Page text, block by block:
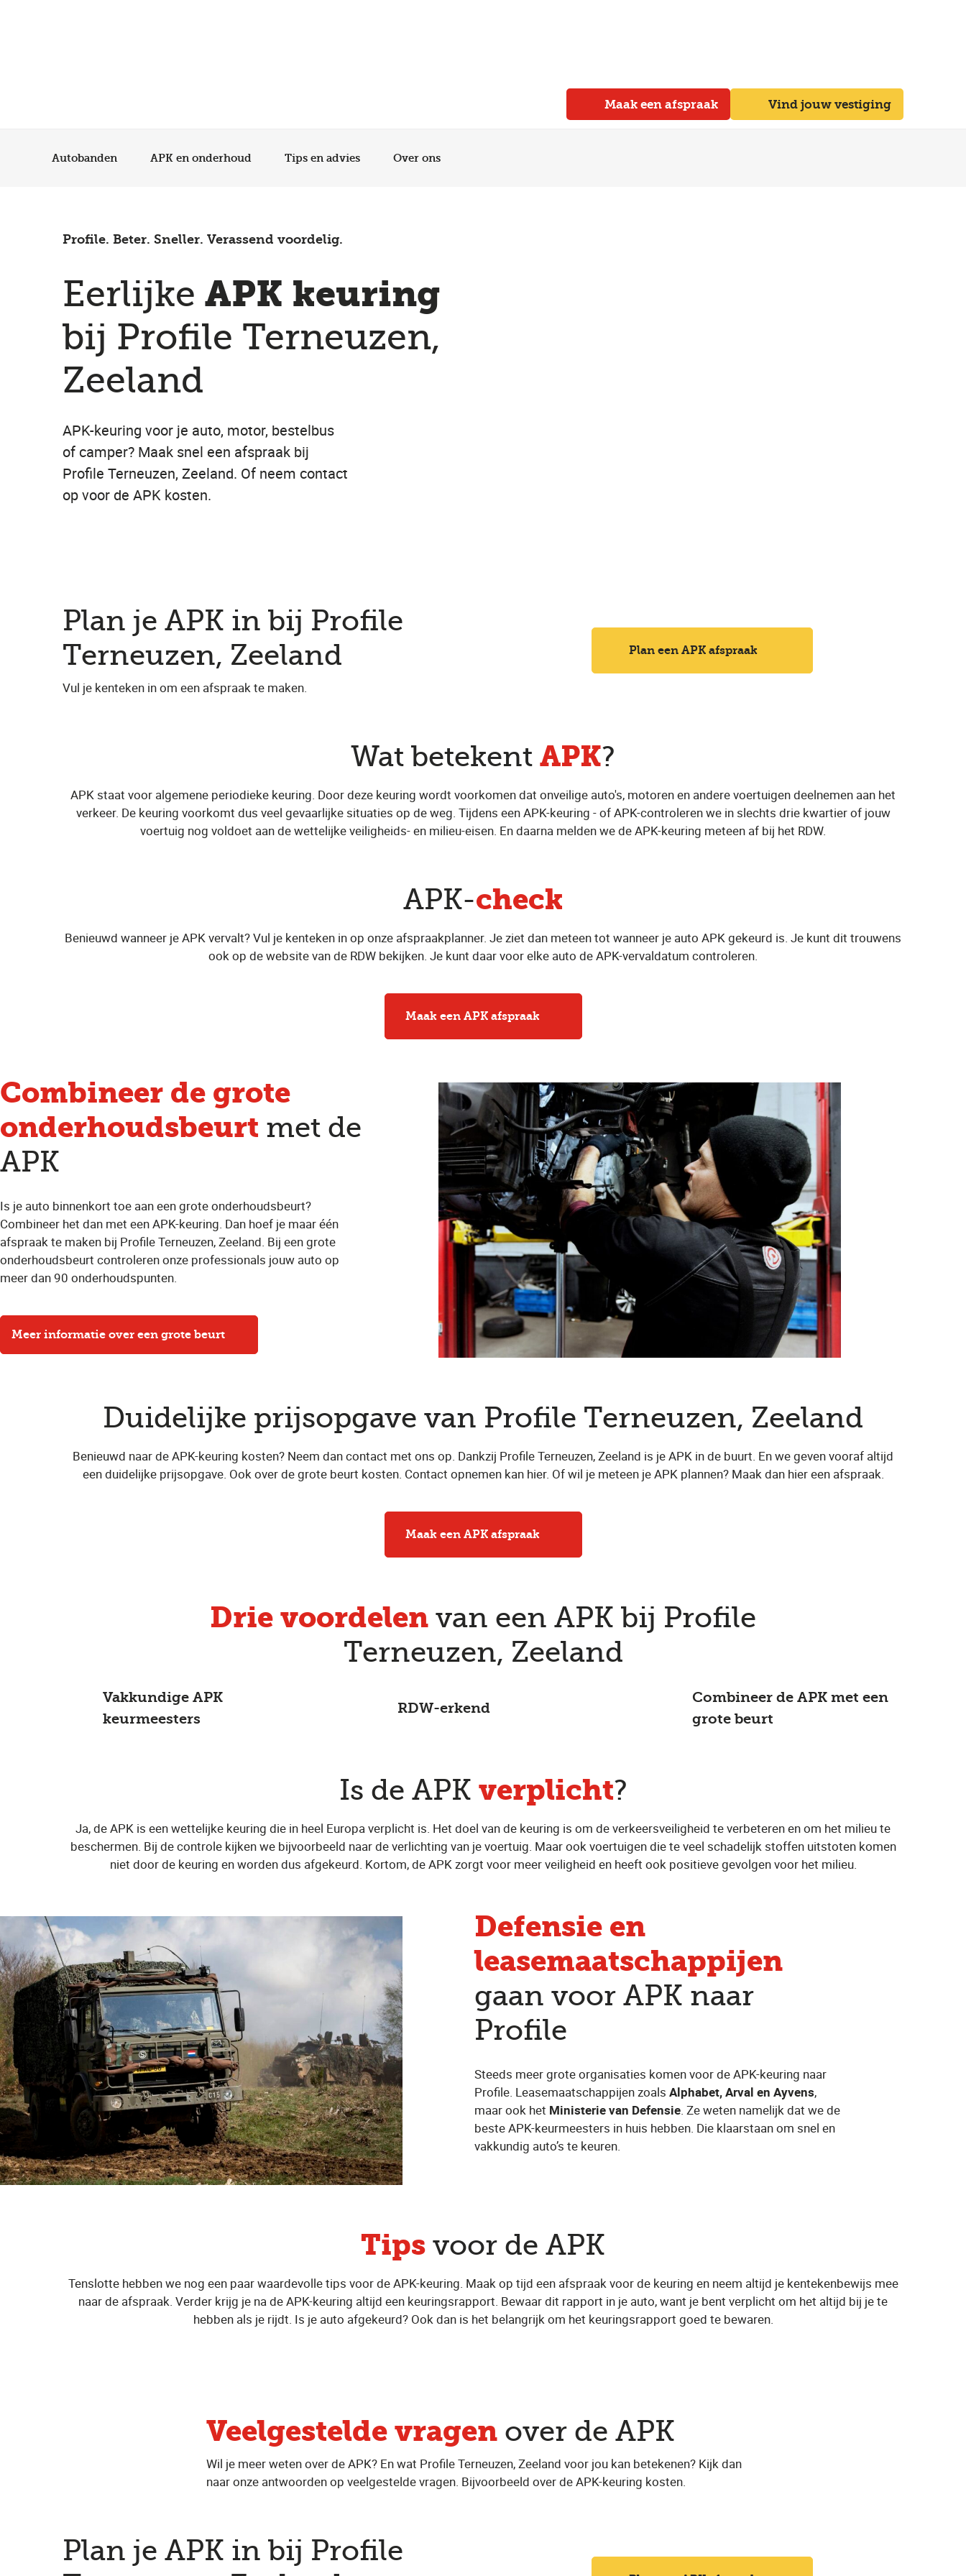
Maak een afspraak Vind jouw vestiging
Autobanden APK en onderhoud Tips en advies Over ons
Profile. Beter. Sneller. Verassend voordelig.
Eerlijke APK keuring
bij Profile Terneuzen,
Zeeland
APK-keuring voor je auto, motor, bestelbus
of camper? Maak snel een afspraak bij
Profile Terneuzen, Zeeland. Of neem contact
op voor de APK kosten.
Plan je APK in bij Profile
Terneuzen, Zeeland
Vul je kenteken in om een afspraak te maken.
Plan een APK afspraak
Wat betekent APK?
APK staat voor algemene periodieke keuring. Door deze keuring wordt voorkomen dat onveilige auto's, motoren en andere voertuigen deelnemen aan het
verkeer. De keuring voorkomt dus veel gevaarlijke situaties op de weg. Tijdens een APK-keuring - of APK-controleren we in slechts drie kwartier of jouw
voertuig nog voldoet aan de wettelijke veiligheids- en milieu-eisen. En daarna melden we de APK-keuring meteen af bij het RDW.
APK-check
Benieuwd wanneer je APK vervalt? Vul je kenteken in op onze afspraakplanner. Je ziet dan meteen tot wanneer je auto APK gekeurd is. Je kunt dit trouwens
ook op de website van de RDW bekijken. Je kunt daar voor elke auto de APK-vervaldatum controleren.
Maak een APK afspraak
Combineer de grote
onderhoudsbeurt met de
APK
Is je auto binnenkort toe aan een grote onderhoudsbeurt?
Combineer het dan met een APK-keuring. Dan hoef je maar één
afspraak te maken bij Profile Terneuzen, Zeeland. Bij een grote
onderhoudsbeurt controleren onze professionals jouw auto op
meer dan 90 onderhoudspunten.
Meer informatie over een grote beurt
Duidelijke prijsopgave van Profile Terneuzen, Zeeland
Benieuwd naar de APK-keuring kosten? Neem dan contact met ons op. Dankzij Profile Terneuzen, Zeeland is je APK in de buurt. En we geven vooraf altijd
een duidelijke prijsopgave. Ook over de grote beurt kosten. Contact opnemen kan hier. Of wil je meteen je APK plannen? Maak dan hier een afspraak.
Maak een APK afspraak
Drie voordelen van een APK bij Profile
Terneuzen, Zeeland
Vakkundige APK
keurmeesters
RDW-erkend
Combineer de APK met een
grote beurt
Is de APK verplicht?
Ja, de APK is een wettelijke keuring die in heel Europa verplicht is. Het doel van de keuring is om de verkeersveiligheid te verbeteren en om het milieu te
beschermen. Bij de controle kijken we bijvoorbeeld naar de verlichting van je voertuig. Maar ook voertuigen die te veel schadelijk stoffen uitstoten komen
niet door de keuring en worden dus afgekeurd. Kortom, de APK zorgt voor meer veiligheid en heeft ook positieve gevolgen voor het milieu.
Defensie en
leasemaatschappijen
gaan voor APK naar
Profile
Steeds meer grote organisaties komen voor de APK-keuring naar
Profile. Leasemaatschappijen zoals Alphabet, Arval en Ayvens,
maar ook het Ministerie van Defensie. Ze weten namelijk dat we de
beste APK-keurmeesters in huis hebben. Die klaarstaan om snel en
vakkundig auto’s te keuren.
Tips voor de APK
Tenslotte hebben we nog een paar waardevolle tips voor de APK-keuring. Maak op tijd een afspraak voor de keuring en neem altijd je kentekenbewijs mee
naar de afspraak. Verder krijg je na de APK-keuring altijd een keuringsrapport. Bewaar dit rapport in je auto, want je bent verplicht om het altijd bij je te
hebben als je rijdt. Is je auto afgekeurd? Ook dan is het belangrijk om het keuringsrapport goed te bewaren.
Veelgestelde vragen over de APK
Wil je meer weten over de APK? En wat Profile Terneuzen, Zeeland voor jou kan betekenen? Kijk dan
naar onze antwoorden op veelgestelde vragen. Bijvoorbeeld over de APK-keuring kosten.
Plan je APK in bij Profile